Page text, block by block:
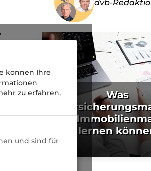
dvb-
Was
von
lernen
können Ihre
zu erfahren,
und sind für